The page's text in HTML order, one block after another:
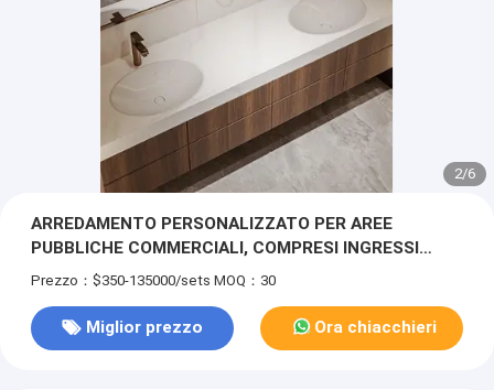
3/6
ARREDAMENTO PERSONALIZZATO PER AREE
PUBBLICHE COMMERCIALI, COMPRESI INGRESSI
ASCENSORI, CORRIDOI E BAGNI. REALIZZATO CON
CREARE UN'IMMAGINE AZIENDALE PREMIUM.
Prezzo：$350-135000/sets MOQ：30
Miglior prezzo Ora chiacchieri